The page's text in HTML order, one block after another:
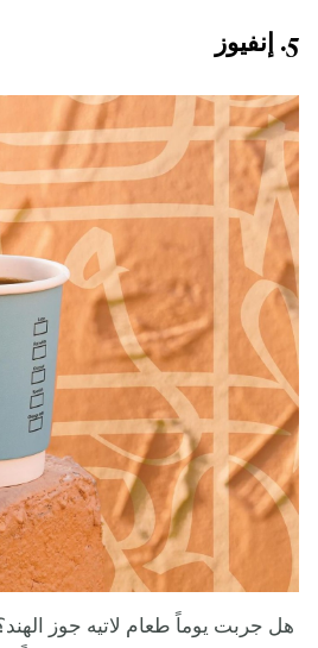
5. إنفيوز
هل جربت يوماً طعام لاتيه جوز